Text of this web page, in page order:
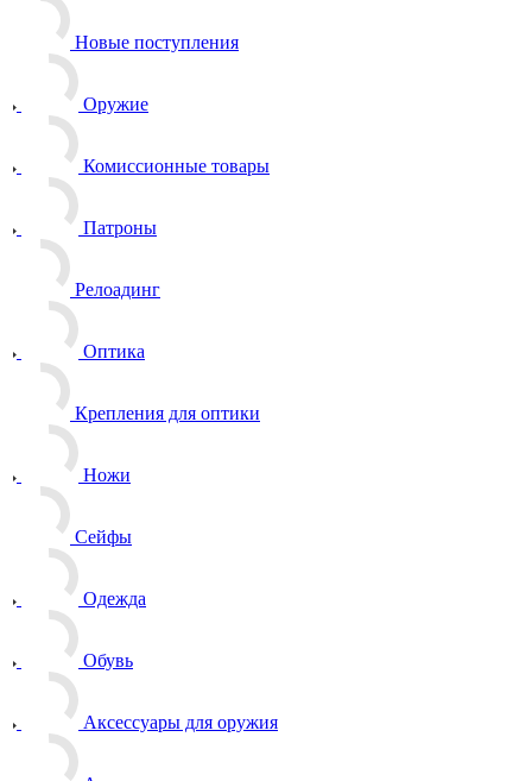
Новые поступления
Оружие
Комиссионные товары
Патроны
Релоадинг
Оптика
Крепления для оптики
Ножи
Сейфы
Одежда
Обувь
Аксессуары для оружия